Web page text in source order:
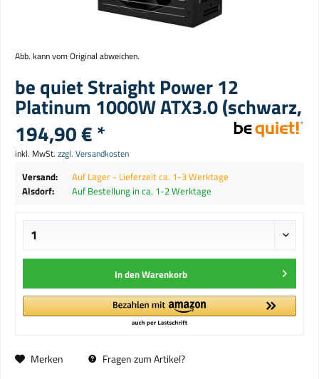
Abb. kann vom Original abweichen.
be quiet Straight Power 12
Platinum 1000W ATX3.0 (schwarz,
194,90 € *
inkl. MwSt. zzgl. Versandkosten
Versand:
Auf Lager - Lieferzeit ca. 1-3 Werktage
Alsdorf:
Auf Bestellung in ca. 1-2 Werktage
In denWarenkorb
Merken Fragen zum Artikel?